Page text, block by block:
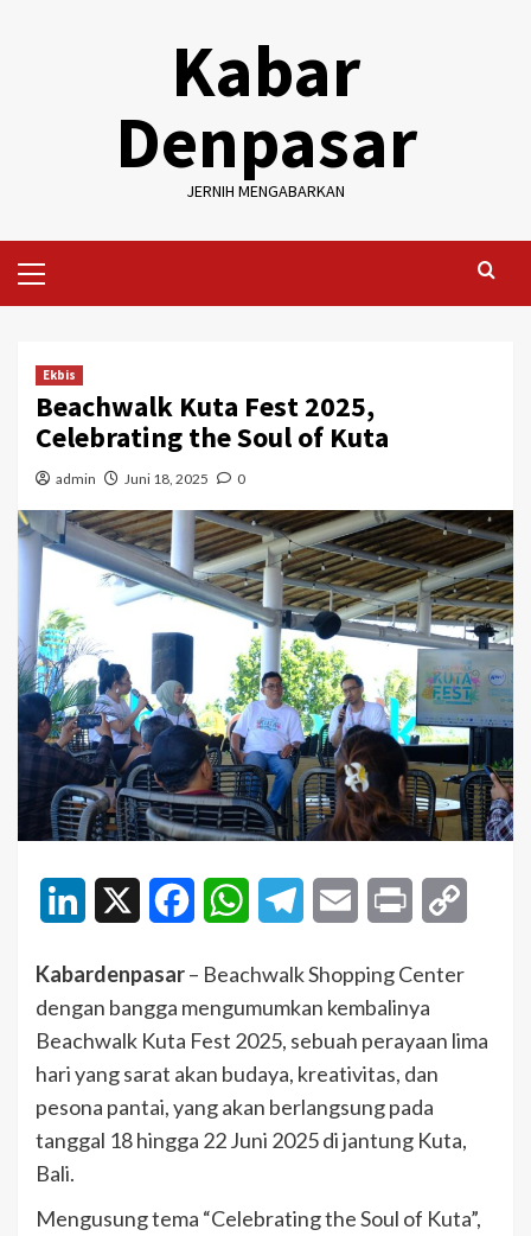
Kabar
Denpasar
JERNIH MENGABARKAN
Menu
Ekbis
Beachwalk Kuta Fest 2025,
Celebrating the Soul of Kuta
admin Juni 18, 2025 0
LinkedIn FacebookWhatsAppTelegramEmail Print
Kabardenpasar– Beachwalk Shopping Center
dengan bangga mengumumkan kembalinya
Beachwalk Kuta Fest 2025, sebuah perayaan lima
hari yang sarat akan budaya, kreativitas, dan
pesona pantai, yang akan berlangsung pada
tanggal 18 hingga 22 Juni 2025 di jantung Kuta,
Bali.
Mengusung tema “Celebrating the Soul of Kuta”,